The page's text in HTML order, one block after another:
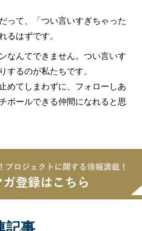
って、「つい言いすぎちゃった
るはずです。
なんてできません。つい言いす
するのが私たちです。
めてしまわずに、フォローしあ
ボールできる仲間になれると思
記事